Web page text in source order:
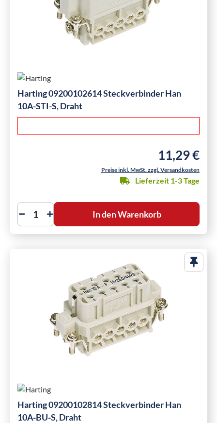
Harting 09200102614 Steckverbinder Han
10A-STI-S, Draht
Regulärer
11,29 €
Preise inkl. MwSt. zzgl. Versandkosten
Lieferzeit 1-3 Tage
In den Warenkorb
Harting 09200102814 Steckverbinder Han
10A-BU-S, Draht